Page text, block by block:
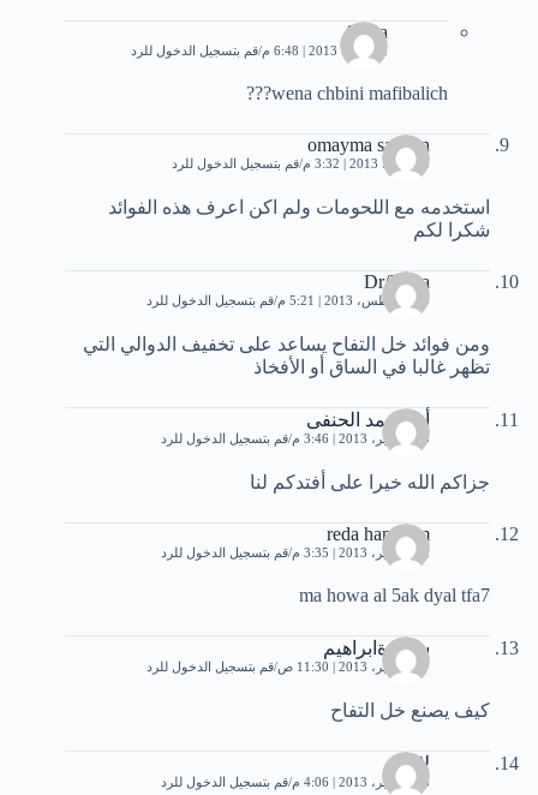
fatma
2 أكتوبر، 2013 | 6:48 م قم بتسجيل الدخول للرد
wena chbini mafibalich???
omayma salman
15 يونيو، 2013 | 3:32 م قم بتسجيل الدخول للرد
استخدمه مع اللحومات ولم اكن اعرف هذه الفوائد
شكرا لكم
Dr/Heba
30 أغسطس، 2013 | 5:21 م قم بتسجيل الدخول للرد
ومن فوائد خل التفاح يساعد على تخفيف الدوالي التي
تظهر غالبا في الساق أو الأفخاذ
أم محمد الحنفى
10 سبتمبر، 2013 | 3:46 م قم بتسجيل الدخول للرد
جزاكم الله خيرا على أفتدكم لنا
reda hantoum
12 سبتمبر، 2013 | 3:35 م قم بتسجيل الدخول للرد
ma howa al 5ak dyal tfa7
سميرةابراهيم
17 سبتمبر، 2013 | 11:30 ص قم بتسجيل الدخول للرد
كيف يصنع خل التفاح
لا لا
26 سبتمبر، 2013 | 4:06 م قم بتسجيل الدخول للرد